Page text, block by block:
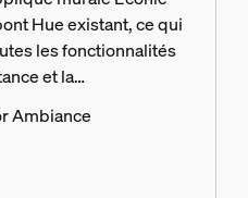
Hue existant, ce qui
les fonctionnalités
et la
ainsi créer tout
n'est pas fourni.
Ambiance